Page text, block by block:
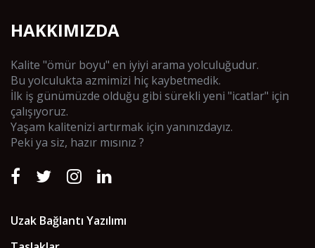
HAKKIMIZDA
Kalite "ömür boyu" en iyiyi arama yolculuğudur.
Bu yolculukta azmimizi hiç kaybetmedik.
İlk iş günümüzde olduğu gibi sürekli yeni "icatlar" için
çalışıyoruz.
Yaşam kalitenizi artırmak için yanınızdayız.
Peki ya siz, hazır mısınız ?
Uzak Bağlantı Yazılımı